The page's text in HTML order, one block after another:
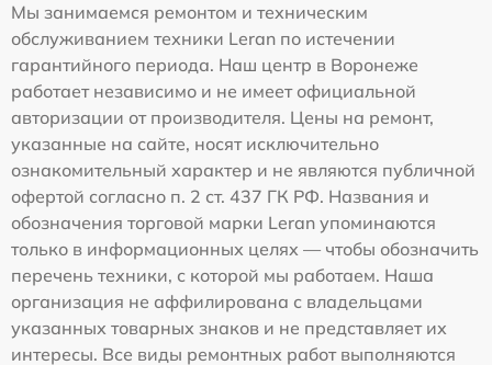
Мы занимаемся ремонтом и техническим
обслуживанием техники Leran по истечении
гарантийного периода. Наш центр в Воронеже
работает независимо и не имеет официальной
авторизации от производителя. Цены на ремонт,
указанные на сайте, носят исключительно
ознакомительный характер и не являются публичной
офертой согласно п. 2 ст. 437 ГК РФ. Названия и
обозначения торговой марки Leran упоминаются
только в информационных целях — чтобы обозначить
перечень техники, с которой мы работаем. Наша
организация не аффилирована с владельцами
указанных товарных знаков и не представляет их
интересы. Все виды ремонтных работ выполняются